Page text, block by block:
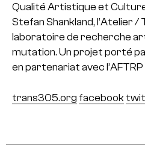
Qualité Artistique et
Stefan Shankland, l’Atelier /
laboratoire de recherche
mutation. Un projet porté
en partenariat avec
trans305.org facebook t